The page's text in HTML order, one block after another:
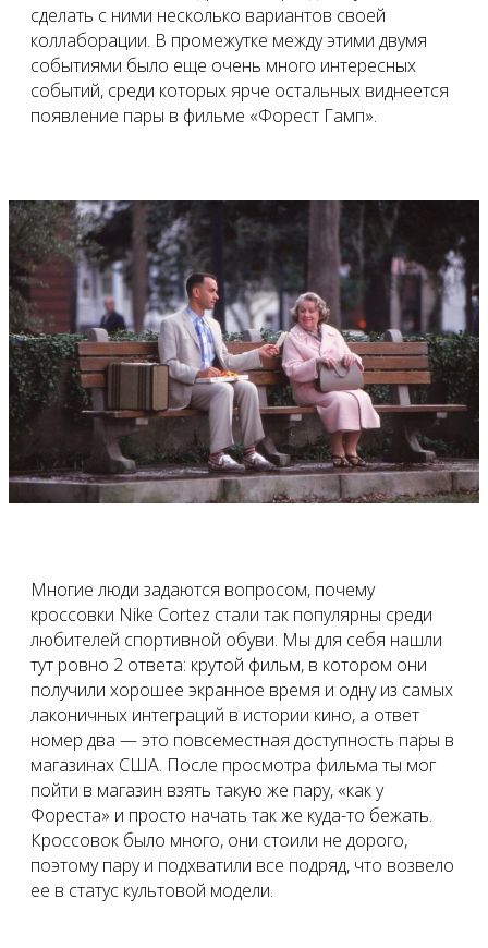
сделать с ними несколько вариантов своей
коллаборации. В промежутке между этими двумя
событиями было еще очень много интересных
событий, среди которых ярче остальных виднеется
появление пары в фильме «Форест Гамп».
Многие люди задаются вопросом, почему
кроссовки Nike Cortez стали так популярны среди
любителей спортивной обуви. Мы для себя нашли
тут ровно 2 ответа: крутой фильм, в котором они
получили хорошее экранное время и одну из самых
лаконичных интеграций в истории кино, а ответ
номер два — это повсеместная доступность пары в
магазинах США. После просмотра фильма ты мог
пойти в магазин взять такую же пару, «как у
Фореста» и просто начать так же куда-то бежать.
Кроссовок было много, они стоили не дорого,
поэтому пару и подхватили все подряд, что возвело
ее в статус культовой модели.